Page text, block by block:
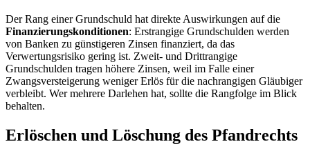
Der Rang einer Grundschuld hat direkte Auswirkungen auf die
Finanzierungskonditionen: Erstrangige Grundschulden werden
von Banken zu günstigeren Zinsen finanziert, da das
Verwertungsrisiko gering ist. Zweit- und Drittrangige
Grundschulden tragen höhere Zinsen, weil im Falle einer
Zwangsversteigerung weniger Erlös für die nachrangigen Gläubiger
verbleibt. Wer mehrere Darlehen hat, sollte die Rangfolge im Blick
behalten.
Erlöschen und Löschung des Pfandrechts